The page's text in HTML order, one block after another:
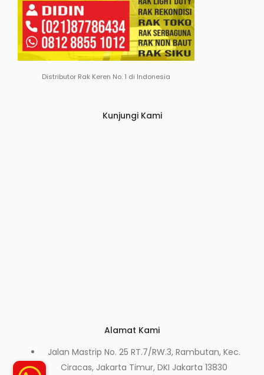
Distributor Rak Keren No. 1 di Indonesia
Kunjungi Kami
Alamat Kami
Jalan Mastrip No. 25 RT.7/RW.3, Rambutan, Kec.
Ciracas, Jakarta Timur, DKI Jakarta 13830